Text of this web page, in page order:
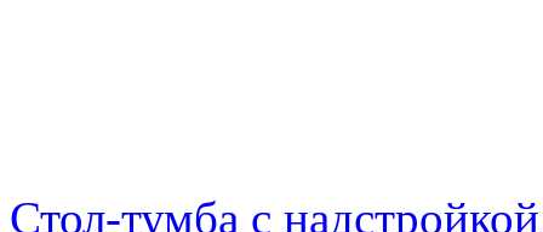
Стол-тумба с